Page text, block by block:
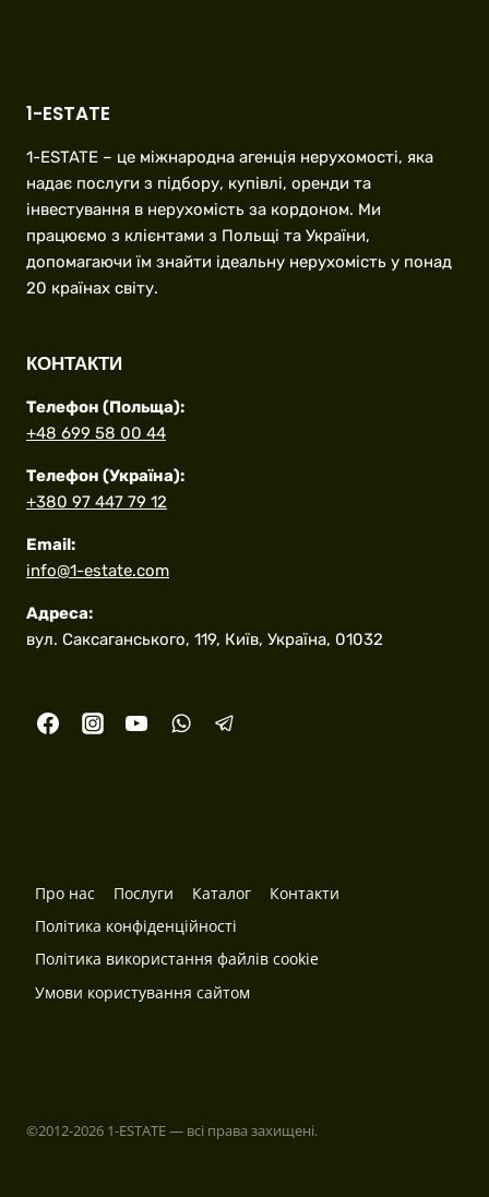
1-ESTATE
1-ESTATE – це міжнародна агенція нерухомості, яка
надає послуги з підбору, купівлі, оренди та
інвестування в нерухомість за кордоном. Ми
працюємо з клієнтами з Польщі та України,
допомагаючи їм знайти ідеальну нерухомість у понад
20 країнах світу.
КОНТАКТИ
Телефон (Польща):
+48 699 58 00 44
Телефон (Україна):
+380 97 447 79 12
Email:
info@1-estate.com
Адреса:
вул. Саксаганського, 119, Київ, Україна, 01032
Про нас Послуги Каталог
Контакти
Політика конфіденційності
Політика використання файлів cookie
Умови користування сайтом
©2012-2026 1-ESTATE— всі права захищені.